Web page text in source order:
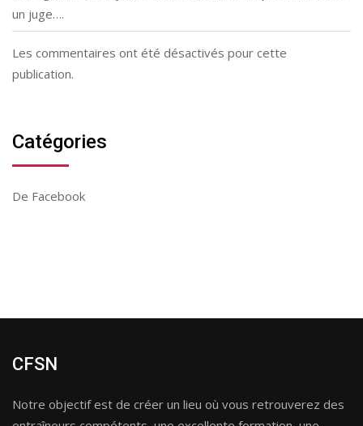
un juge….
Les commentaires ont été désactivés pour cette
publication.
Catégories
De Facebook
CFSN
Notre objectif est de créer un lieu où vous retrouverez des